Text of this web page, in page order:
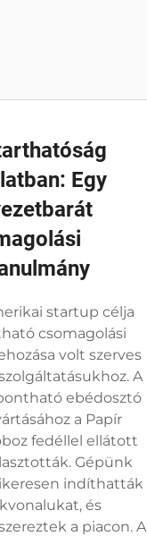
Egy
startup célja
csomagolási
volt szerves
A
ebédosztó
a Papír
fedéllel ellátott
Gépünk
indíthatták
és
a piacon. A